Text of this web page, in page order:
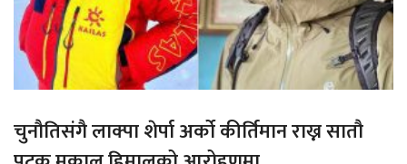
चुनौतिसंगै लाक्पा शेर्पा अर्को कीर्तिमान राख्न सातौ